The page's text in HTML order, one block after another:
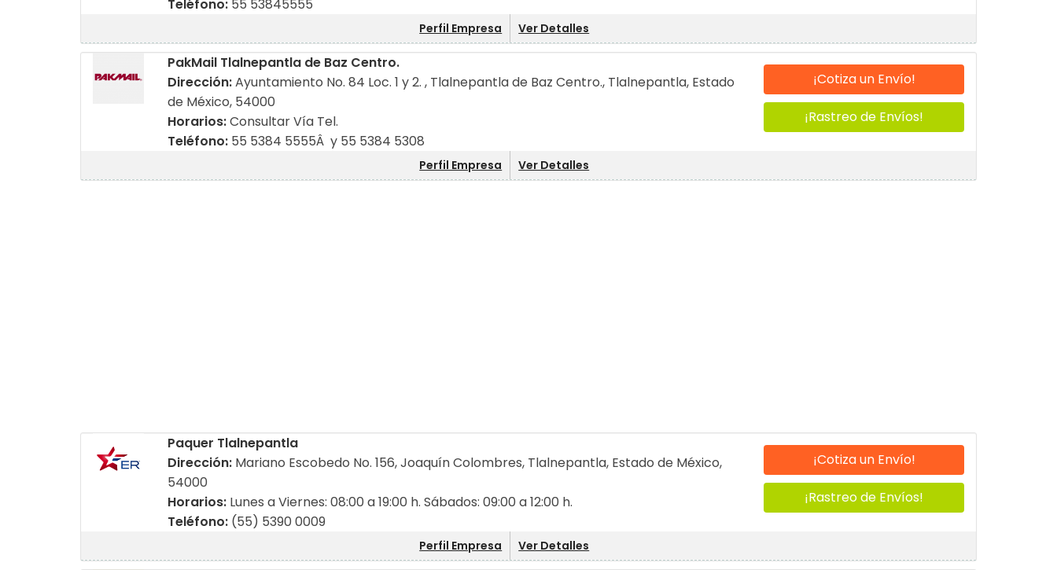
Teléfono: 55 53845555
Perfil Empresa Ver Detalles
PakMail Tlalnepantla de Baz Centro.
Dirección:Ayuntamiento No. 84 Loc. 1 y 2. , Tlalnepantla de Baz Centro., Tlalnepantla, Estado
de México, 54000
Horarios:Consultar Vía Tel.
Teléfono: 55 5384 5555Â y 55 5384 5308
¡Cotiza un Envío!
¡Rastreo de Envíos!
Perfil Empresa Ver Detalles
Paquer Tlalnepantla
Dirección: Mariano Escobedo No. 156, Joaquín Colombres, Tlalnepantla, Estado de México,
54000
Horarios: Lunes a Viernes: 08:00 a 19:00 h. Sábados: 09:00 a 12:00 h.
Teléfono: (55) 5390 0009
¡Cotiza un Envío!
¡Rastreo de Envíos!
Perfil Empresa Ver Detalles